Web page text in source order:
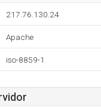
217.76.130.24
Apache
iso-8859-1